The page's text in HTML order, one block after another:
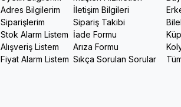
Adres Bilgilerim
Siparişlerim
Stok Alarm Listem
Alışveriş Listem
Fiyat Alarm Listem
İletişim Bilgileri
Sipariş Takibi
İade Formu
Arıza Formu
Sıkça Sorulan Sorular